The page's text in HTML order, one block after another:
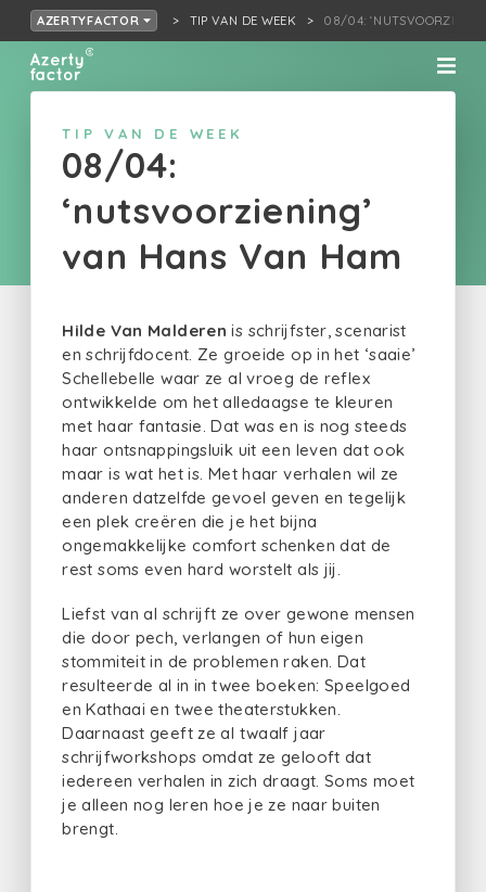
AZERTYFACTOR TIP VAN DE WEEK 08/04:
TIP VAN DE WEEK
08/04:
‘nutsvoorziening’
van Hans Van Ham
Hilde Van Malderen is schrijfster, scenarist
en schrijfdocent. Ze groeide op in het ‘saaie’
Schellebelle waar ze al vroeg de reflex
ontwikkelde om het alledaagse te kleuren
met haar fantasie. Dat was en is nog steeds
haar ontsnappingsluik uit een leven dat ook
maar is wat het is. Met haar verhalen wil ze
anderen datzelfde gevoel geven en tegelijk
een plek creëren die je het bijna
ongemakkelijke comfort schenken dat de
rest soms even hard worstelt als jij.
Liefst van al schrijft ze over gewone mensen
die door pech, verlangen of hun eigen
stommiteit in de problemen raken. Dat
resulteerde al in in twee boeken: Speelgoed
en Kathaai en twee theaterstukken.
Daarnaast geeft ze al twaalf jaar
schrijfworkshops omdat ze gelooft dat
iedereen verhalen in zich draagt. Soms moet
je alleen nog leren hoe je ze naar buiten
brengt.